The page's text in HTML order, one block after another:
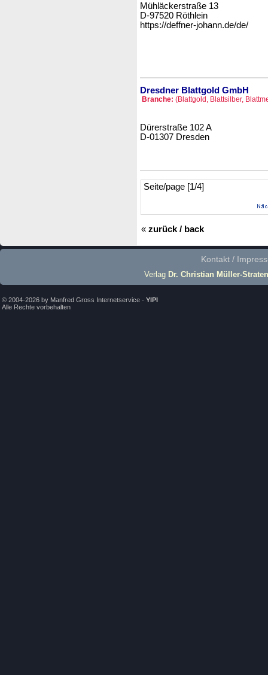
Mühläckerstraße 13
D-97520 Röthlein
https://deffner-johann.de/de/
Dresdner Blattgold GmbH
Branche: (Blattgold, Blattsilber,
Dürerstraße 102 A
D-01307 Dresden
Seite/page [1/4]
« zurück / back
Kontakt /
Verlag Dr. Christian Müller-Straten
© 2004-2026 by Manfred Gross Internetservice - YIPI
Alle Rechte vorbehalten